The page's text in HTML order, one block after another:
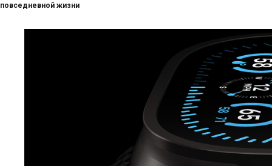
повседневной жизни